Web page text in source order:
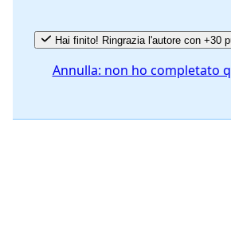
Hai finito! Ringrazia l'autore con +30
Annulla: non ho completato